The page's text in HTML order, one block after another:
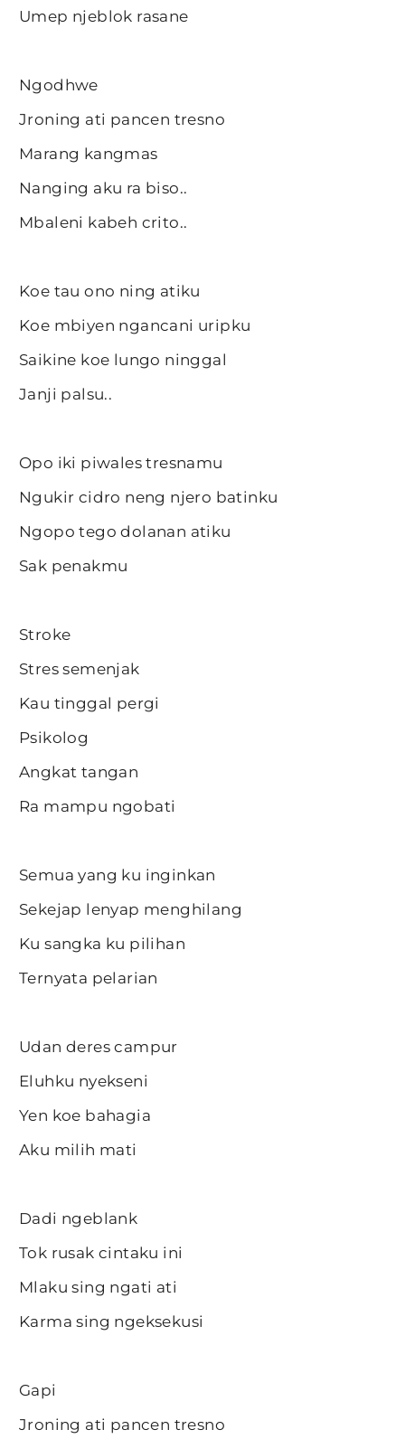
Umep njeblok rasane
Ngodhwe
Jroning ati pancen tresno
Marang kangmas
Nanging aku ra biso..
Mbaleni kabeh crito..
Koe tau ono ning atiku
Koe mbiyen ngancani uripku
Saikine koe lungo ninggal
Janji palsu..
Opo iki piwales tresnamu
Ngukir cidro neng njero batinku
Ngopo tego dolanan atiku
Sak penakmu
Stroke
Stres semenjak
Kau tinggal pergi
Psikolog
Angkat tangan
Ra mampu ngobati
Semua yang ku inginkan
Sekejap lenyap menghilang
Ku sangka ku pilihan
Ternyata pelarian
Udan deres campur
Eluhku nyekseni
Yen koe bahagia
Aku milih mati
Dadi ngeblank
Tok rusak cintaku ini
Mlaku sing ngati ati
Karma sing ngeksekusi
Gapi
Jroning ati pancen tresno